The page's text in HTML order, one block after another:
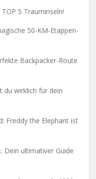
5 Trauminseln!
50-KM-Etappen-
Backpacker-Route
du wirklich für dein
Freddy the Elephant ist
Dein ultimativer Guide